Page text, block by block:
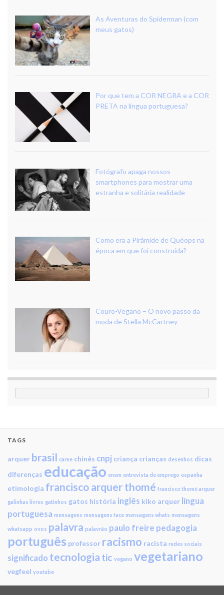
As Aventuras do Spiderman (com
meus gatos)
Por que tem a COR NEGRA e a COR
PRETA na língua portuguesa?
Fotógrafo apaga nossos
smartphones para mostrar uma
estranha e solitária realidade
Como era a Pirâmide de Quéops na
época em que foi construída?
Couro-Vegano – O novo passo da
moda de Stella McCartney
TAGS
arquer brasil carne chinês cnpj criança crianças desenhos dicas
diferenças educação enem entrevista de emprego espanha
etimologia francisco arquer thomé francisco thomé arquer
galinhas livres gatinhos gatos história inglês kiko arquer língua
portuguesa mensagens mensagens face mensagens whats mensagens
whatsapp ovos palavra palavrão paulo freire pedagogia
português professor racismo racista redes sociais
significado tecnologia tic vegano vegetariano
vegfeel youtube